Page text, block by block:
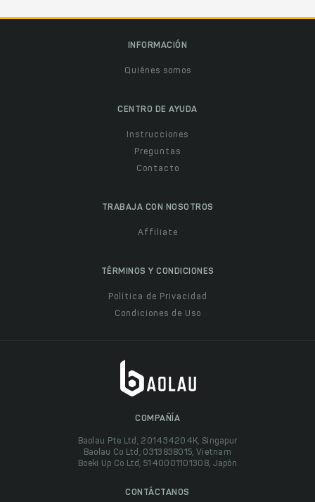
INFORMACIÓN
Quiénes somos
CENTRO DE AYUDA
Instrucciones
Preguntas
Contacto
TRABAJA CON NOSOTROS
Affiliate
TÉRMINOS Y CONDICIONES
Política de Privacidad
Condiciones de Uso
COMPAÑÍA
Baolau Pte Ltd, 201434204K, Singapur
Baolau Co Ltd, 0313838015, Vietnam
Boeki Up Co Ltd, 5140001101308, Japón
CONTÁCTANOS